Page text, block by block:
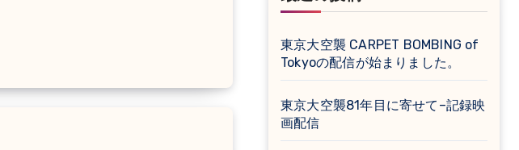
東京大空襲 CARPET BOMBING of
Tokyoの配信が始まりました。
東京大空襲81年目に寄せて–記録映
画配信